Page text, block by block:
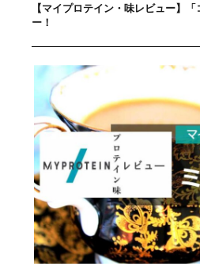
【マイプロテイン・味レビュー】
ー！